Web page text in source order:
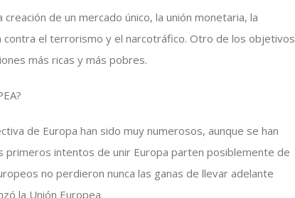
de un mercado único, la unión monetaria, la
contra el terrorismo y el narcotráfico. Otro de los objetivos
más ricas y más pobres.
de Europa han sido muy numerosos, aunque se han
primeros intentos de unir Europa parten posiblemente de
no perdieron nunca las ganas de llevar adelante
la Unión Europea.